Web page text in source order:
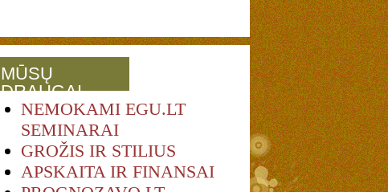
MŪSŲ
DRAUGAI
NEMOKAMI EGU.LT
SEMINARAI
GROŽIS IR STILIUS
APSKAITA IR FINANSAI